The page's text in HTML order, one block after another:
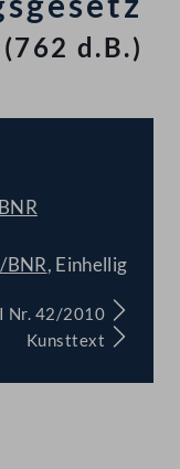
(762 d.B.)
BNR, Einhellig
Nr. 42/2010
Kunsttext